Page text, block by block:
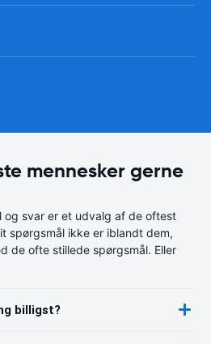
mennesker gerne
og svar er et udvalg af de oftest
spørgsmål ikke er iblandt dem,
de ofte stillede spørgsmål. Eller
billigst?